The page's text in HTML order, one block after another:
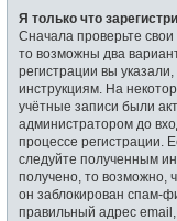
Я только что
Сначала проверьте
то возможны два
регистрации вы
инструкциям. На
учётные записи были
администратором до
процессе регистрации.
следуйте полученным
получено, то возможно,
он заблокирован спам-
правильный адрес